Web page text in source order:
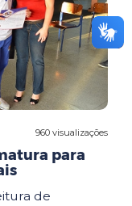
960 visualizações
para
de